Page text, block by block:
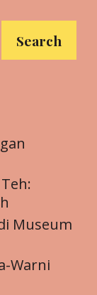
Search
Museum
Warni